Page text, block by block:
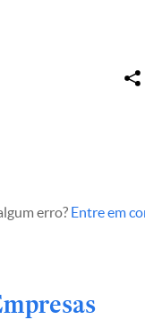
erro? Entre em